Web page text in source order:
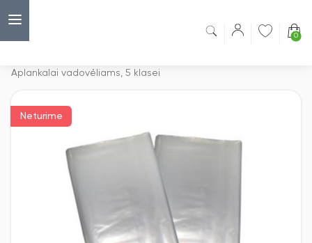
0
Aplankalai vadovėliams, 5 klasei
Neturime